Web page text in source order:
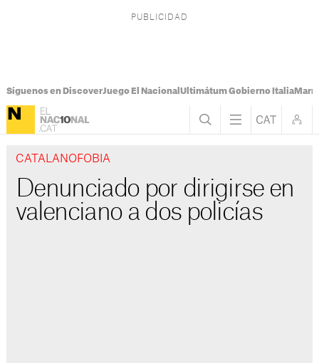
Síguenos en DiscoverJuego El Nacional Ultimátum Gobierno Italia
CATALANOFOBIA
Denunciado por dirigirse en
valenciano a dos policías